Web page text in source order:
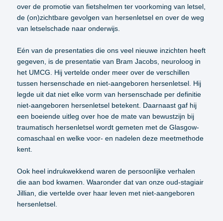
over de promotie van fietshelmen ter voorkoming van letsel,
de (on)zichtbare gevolgen van hersenletsel en over de weg
van letselschade naar onderwijs.
Eén van de presentaties die ons veel nieuwe inzichten heeft
gegeven, is de presentatie van Bram Jacobs, neuroloog in
het UMCG. Hij vertelde onder meer over de verschillen
tussen hersenschade en niet-aangeboren hersenletsel. Hij
legde uit dat niet elke vorm van hersenschade per definitie
niet-aangeboren hersenletsel betekent. Daarnaast gaf hij
een boeiende uitleg over hoe de mate van bewustzijn bij
traumatisch hersenletsel wordt gemeten met de Glasgow-
comaschaal en welke voor- en nadelen deze meetmethode
kent.
Ook heel indrukwekkend waren de persoonlijke verhalen
die aan bod kwamen. Waaronder dat van onze oud-stagiair
Jillian, die vertelde over haar leven met niet-aangeboren
hersenletsel.